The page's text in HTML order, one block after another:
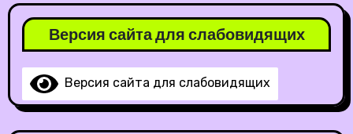
Версия сайта для слабовидящих
Версия сайта для слабовидящих